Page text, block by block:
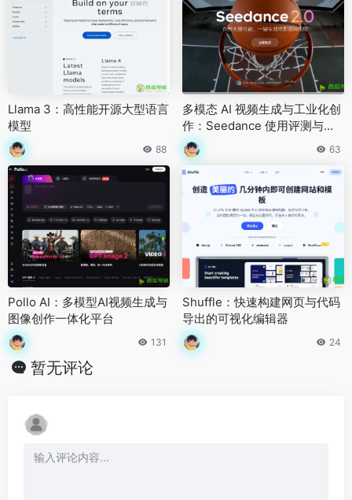
Llama 3：高性能开源大型语言
模型
88
多模态 AI 视频生成与工业化创
作：Seedance 使用评测与功
能解析
63
Pollo AI：多模型AI视频生成与
图像创作一体化平台
131
Shuffle：快速构建网页与代码
导出的可视化编辑器
24
暂无评论